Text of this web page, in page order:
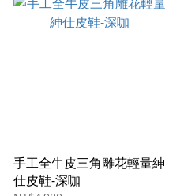
手工全牛皮三角雕花輕量紳
仕皮鞋-深咖